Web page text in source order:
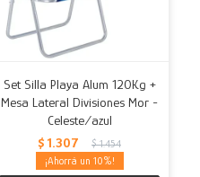
Set Silla Playa Alum 120Kg +
Mesa Lateral Divisiones Mor -
Celeste/azul
$ 1.307 $ 1.454
10